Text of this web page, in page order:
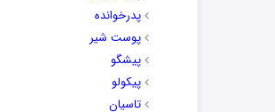
پدرخوانده
پوست شیر
پیشگو
پیکولو
تاسیان